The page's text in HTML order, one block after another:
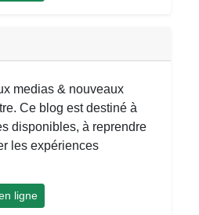
medias & nouveaux
Ce blog est destiné à
disponibles, à reprendre
les expériences
ligne